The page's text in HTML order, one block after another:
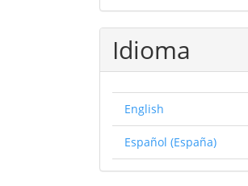
Idioma
English
Español (España)